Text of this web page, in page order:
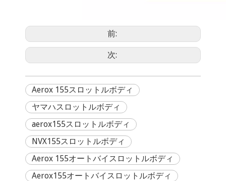
前:
次:
Aerox 155スロットルボディ
ヤマハスロットルボディ
aerox155スロットルボディ
NVX155スロットルボディ
Aerox 155オートバイスロットルボディ
Aerox155オートバイスロットルボディ